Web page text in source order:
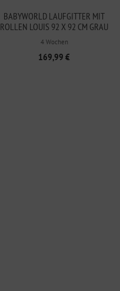
BABYWORLD LAUFGITTER MIT
ROLLEN LOUIS 92 X 92 CM GRAU
4 Wochen
169,99 €